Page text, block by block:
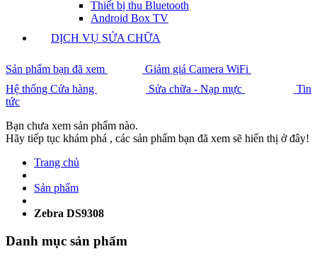
Thiết bị thu Bluetooth
Android Box TV
DỊCH VỤ SỬA CHỮA
Sản phẩm bạn đã xem
Giảm giá Camera WiFi
Hệ thống Cửa hàng
Sửa chữa - Nạp mực
Tin
tức
Bạn chưa xem sản phẩm nào.
Hãy tiếp tục khám phá , các sản phẩm bạn đã xem sẽ hiển thị ở đây!
Trang chủ
Sản phẩm
Zebra DS9308
Danh mục sản phẩm